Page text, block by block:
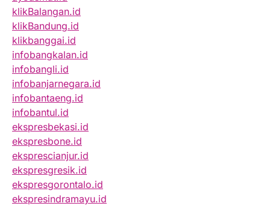
klikBalangan.id
klikBandung.id
klikbanggai.id
infobangkalan.id
infobangli.id
infobanjarnegara.id
infobantaeng.id
infobantul.id
ekspresbekasi.id
ekspresbone.id
eksprescianjur.id
ekspresgresik.id
ekspresgorontalo.id
ekspresindramayu.id